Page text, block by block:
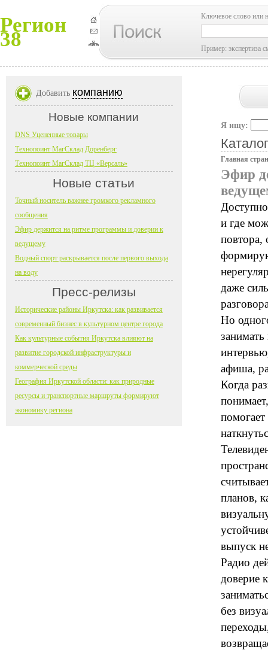
Регион
38
Ключевое слово или
Пример: экспертиза
Я ищу:
Главная
Эфир
и где
повтора,
даже
Но
афиша,
Когда
помогает
планов,
выпуск
Радио
доверие
без
Добавить компанию
Новые компании
DNS Уцененные товары
Технопоинт МагСклад Доренберг
Технопоинт МагСклад ТЦ «Версаль»
Новые статьи
Точный носитель важнее громкого рекламного
сообщения
Эфир держится на ритме программы и доверии к
ведущему
Водный спорт раскрывается после первого выхода
на воду
Пресс-релизы
Исторические районы Иркутска: как развивается
современный бизнес в культурном центре города
Как культурные события Иркутска влияют на
развитие городской инфраструктуры и
коммерческой среды
География Иркутской области: как природные
ресурсы и транспортные маршруты формируют
экономику региона